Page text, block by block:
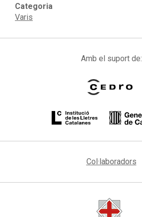
Categoria
Varis
Amb el suport de:
Col·laboradors